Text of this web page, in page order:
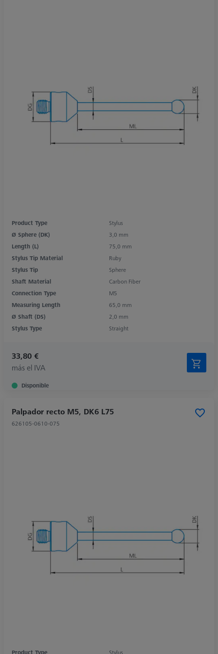
Product Type
Stylus
Ø Sphere (DK)
3,0 mm
Length (L)
75,0 mm
Stylus Tip Material
Ruby
Stylus Tip
Sphere
Shaft Material
Carbon Fiber
Connection Type
M5
Measuring Length
65,0 mm
Ø Shaft (DS)
2,0 mm
Stylus Type
Straight
33,80 €
más el IVA
Disponible
Palpador recto M5, DK6 L75
626105-0610-075
Product Type Stylus